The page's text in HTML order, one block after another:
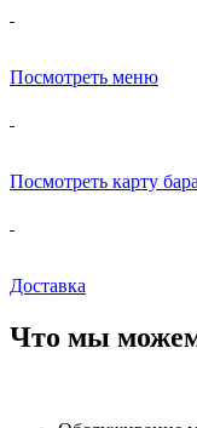
Посмотреть меню
Посмотреть карту бара
Доставка
Что мы